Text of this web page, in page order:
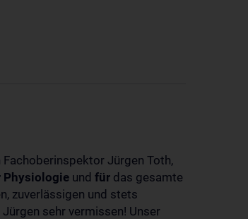
Jürgen Toth,
Physiologie und für das gesamte
zuverlässigen und stets
sehr vermissen! Unser